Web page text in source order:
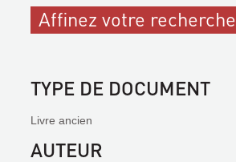
Affinez votre recherche
TYPE DE DOCUMENT
Livre ancien
AUTEUR